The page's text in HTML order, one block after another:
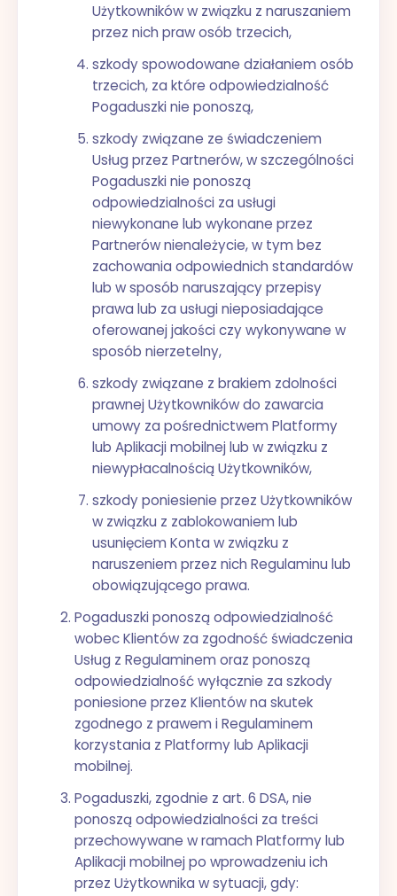
Użytkowników w związku z naruszaniem
przez nich praw osób trzecich,
szkody spowodowane działaniem osób
trzecich, za które odpowiedzialność
Pogaduszki nie ponoszą,
szkody związane ze świadczeniem
Usług przez Partnerów, w szczególności
Pogaduszki nie ponoszą
odpowiedzialności za usługi
niewykonane lub wykonane przez
Partnerów nienależycie, w tym bez
zachowania odpowiednich standardów
lub w sposób naruszający przepisy
prawa lub za usługi nieposiadające
oferowanej jakości czy wykonywane w
sposób nierzetelny,
szkody związane z brakiem zdolności
prawnej Użytkowników do zawarcia
umowy za pośrednictwem Platformy
lub Aplikacji mobilnej lub w związku z
niewypłacalnością Użytkowników,
szkody poniesienie przez Użytkowników
w związku z zablokowaniem lub
usunięciem Konta w związku z
naruszeniem przez nich Regulaminu lub
obowiązującego prawa.
Pogaduszki ponoszą odpowiedzialność
wobec Klientów za zgodność świadczenia
Usług z Regulaminem oraz ponoszą
odpowiedzialność wyłącznie za szkody
poniesione przez Klientów na skutek
zgodnego z prawem i Regulaminem
korzystania z Platformy lub Aplikacji
mobilnej.
Pogaduszki, zgodnie z art. 6 DSA, nie
ponoszą odpowiedzialności za treści
przechowywane w ramach Platformy lub
Aplikacji mobilnej po wprowadzeniu ich
przez Użytkownika w sytuacji, gdy: